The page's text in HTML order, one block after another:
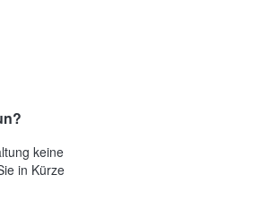
keine
in Kürze